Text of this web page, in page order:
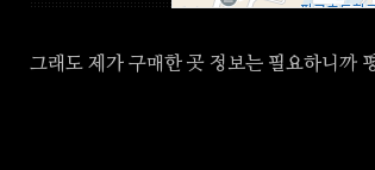
그래도 제가 구매한 곳 정보는 필요하니까